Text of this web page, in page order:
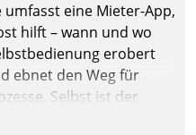
eine Mieter-App,
hilft – wann und wo
erobert
ebnet den Weg für
Selbst ist der